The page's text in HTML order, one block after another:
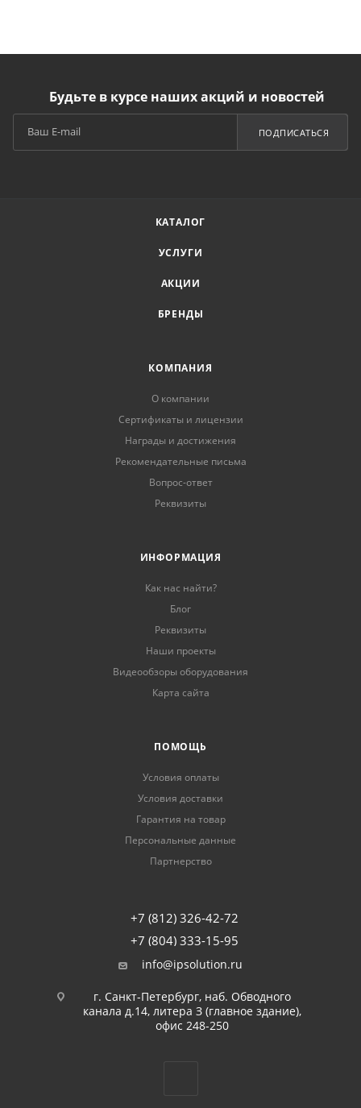
Будьте в курсе наших акций и новостей
ПОДПИСАТЬСЯ
КАТАЛОГ
УСЛУГИ
АКЦИИ
БРЕНДЫ
КОМПАНИЯ
О компании
Сертификаты и лицензии
Награды и достижения
Рекомендательные письма
Вопрос-ответ
Реквизиты
ИНФОРМАЦИЯ
Как нас найти?
Блог
Реквизиты
Наши проекты
Видеообзоры оборудования
Карта сайта
ПОМОЩЬ
Условия оплаты
Условия доставки
Гарантия на товар
Персональные данные
Партнерство
+7 (812) 326-42-72
+7 (804) 333-15-95
info@ipsolution.ru
г. Санкт-Петербург, наб. Обводного
канала д.14, литера З (главное здание),
офис 248-250